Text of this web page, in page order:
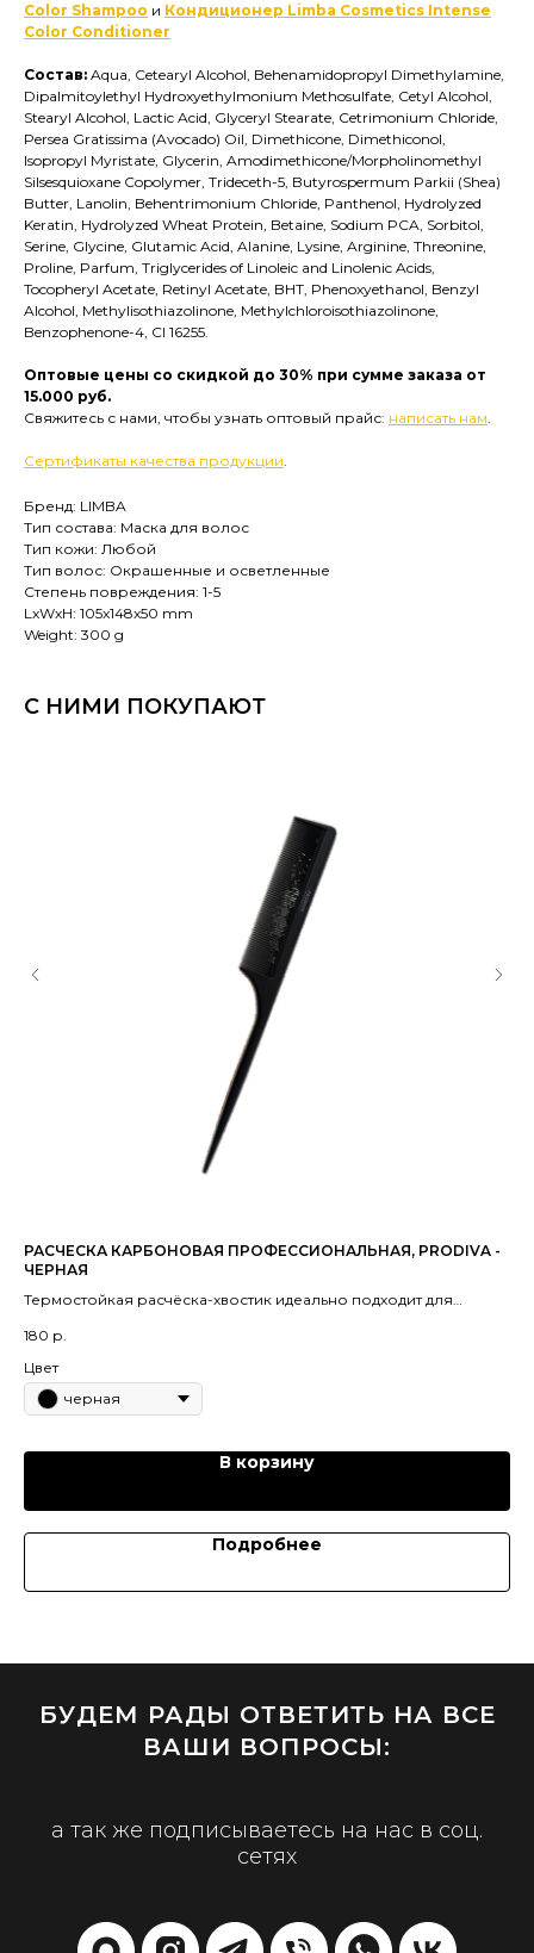
Color Shampoo и Кондиционер Limba Cosmetics Intense
Color Conditioner
Состав: Aqua, Cetearyl Alcohol, Behenamidopropyl Dimethylamine,
Dipalmitoylethyl Hydroxyethylmonium Methosulfate, Cetyl Alcohol,
Stearyl Alcohol, Lactic Acid, Glyceryl Stearate, Cetrimonium Chloride,
Persea Gratissima (Avocado) Oil, Dimethicone, Dimethiconol,
Isopropyl Myristate, Glycerin, Amodimethicone/Morpholinomethyl
Silsesquioxane Copolymer, Trideceth-5, Butyrospermum Parkii (Shea)
Butter, Lanolin, Behentrimonium Сhloride, Panthenol, Hydrolyzed
Keratin, Hydrolyzed Wheat Protein, Betaine, Sodium PCA, Sorbitol,
Serine, Glycine, Glutamic Acid, Alanine, Lysine, Arginine, Threonine,
Proline, Parfum, Triglycerides of Linoleic and Linolenic Acids,
Tocopheryl Acetate, Retinyl Acetate, BHT, Phenoxyethanol, Benzyl
Alcohol, Methylisothiazolinone, Methylchloroisothiazolinone,
Benzophenone-4, CI 16255.
Оптовые цены со скидкой до 30% при сумме заказа от
15.000 руб.
Свяжитесь с нами, чтобы узнать оптовый прайс: написать нам.
Сертификаты качества продукции.
Бренд: LIMBA
Тип состава: Маска для волос
Тип кожи: Любой
Тип волос: Окрашенные и осветленные
Степень повреждения: 1-5
LxWxH: 105x148x50 mm
Weight: 300 g
С НИМИ ПОКУПАЮТ
РАСЧЕСКА КАРБОНОВАЯ ПРОФЕССИОНАЛЬНАЯ, PRODIVA -
ЧЕРНАЯ
Термостойкая расчёска-хвостик идеально подходит для
разделения прядей в салонных процедурах для волос.
180 р.
Цвет
черная
В корзину
Подробнее
БУДЕМ РАДЫ ОТВЕТИТЬ НА ВСЕ
ВАШИ ВОПРОСЫ:
а так же подписываетесь на нас в соц.
сетях